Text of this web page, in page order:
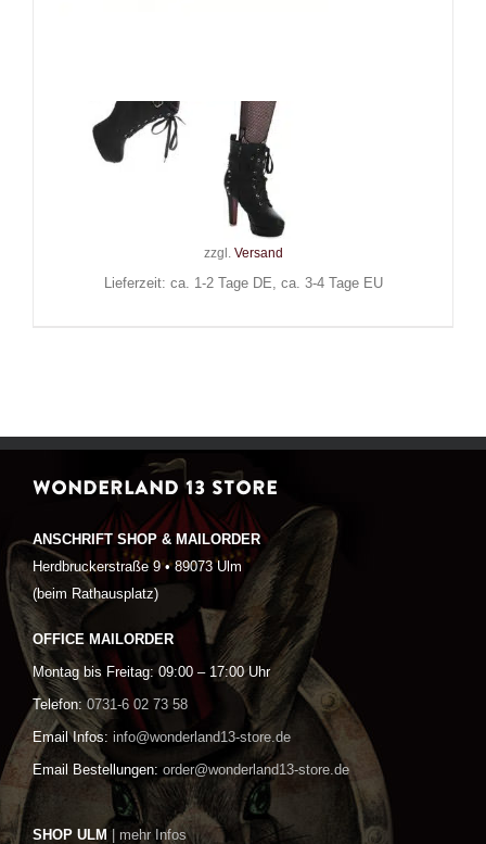
Banned Henkeltasche
Chadelier
59,90€
Inkl. MwSt.
zzgl. Versand
Lieferzeit: ca. 1-2 Tage DE, ca. 3-4 Tage EU
WONDERLAND 13 STORE
ANSCHRIFT SHOP & MAILORDER
Herdbruckerstraße 9 • 89073 Ulm
(beim Rathausplatz)
OFFICE MAILORDER
Montag bis Freitag: 09:00 – 17:00 Uhr
Telefon: 0731-6 02 73 58
Email Infos: info@wonderland13-store.de
Email Bestellungen: order@wonderland13-store.de
SHOP ULM | mehr Infos